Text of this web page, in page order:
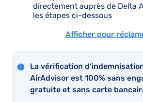
directement auprès de Delta
les étapes ci-dessous
Afficher pour
La vérification
AirAdvisor est 100% sans
gratuite et sans carte